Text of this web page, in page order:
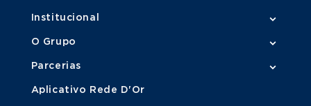
Institucional
O Grupo
Parcerias
Aplicativo Rede D'Or